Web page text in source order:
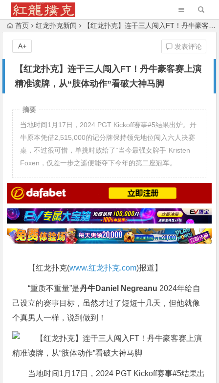
首页 红龙扑克新闻 【红龙扑克】连干三人闯入FT！丹牛豪客赛上演精准读牌，从“肢体动作”看破大神马脚
【红龙扑克】连干三人闯入FT！丹牛豪客赛上演
精准读牌，从“肢体动作”看破大神马脚
发表评论
A+
摘要
当地时间1月17日，2024 PGT Kickoff赛事#5结果出炉。丹
牛原本凭借2,515,000的记分牌保持领先地位闯入六人决赛
桌，不过很可惜，单挑时败给了“当今最强女牌手”Kristen
Foxen，仅差一步之遥便能夺下今年的第二座冠军。
【红龙扑克(www.红龙扑克.com)报道】
“重质不重量”是丹牛Daniel Negreanu 2024年给自
己设立的赛事目标，虽然才过了短短十几天，但他就像
个真男人一样，说到做到！
当地时间1月17日，2024 PGT Kickoff赛事#5结果出